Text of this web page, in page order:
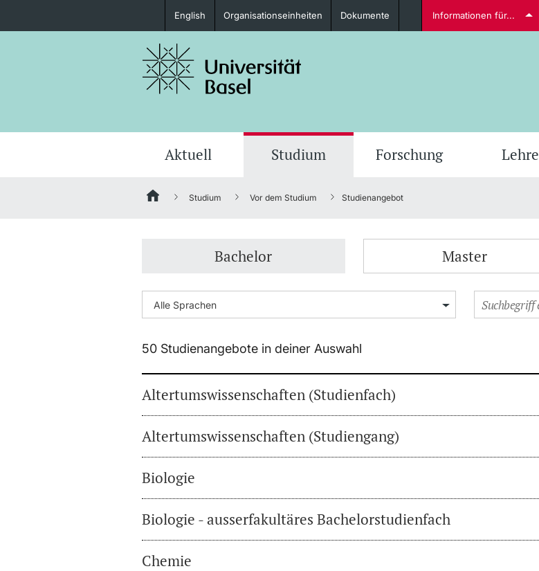
Studieninteressierte
Fördernde & Alumni
weitere Informationen weitere Informationen
English Organisationseinheiten Dokumente Informationen für...
Aktuell Studium Forschung Lehre
Studium Vor dem Studium Studienangebot
Bachelor Master
50 Studienangebote in deiner Auswahl
Altertumswissenschaften (Studienfach)
Altertumswissenschaften (Studiengang)
Biologie
Biologie - ausserfakultäres Bachelorstudienfach
Chemie